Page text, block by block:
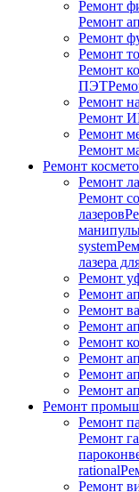
Ремонт
Ремонт
Ремонт
Ремонт
Ремонт
ПЭТ
Ремонт
Ремонт
Ремонт
Ремонт
Ремонт
Ремонт
Ремонт
лазеров
манипулы
system
лазера
Ремонт
Ремонт
Ремонт
Ремонт
Ремонт
Ремонт
Ремонт
Ремонт
Ремонт
Ремонт
Ремонт
rational
Ремонт